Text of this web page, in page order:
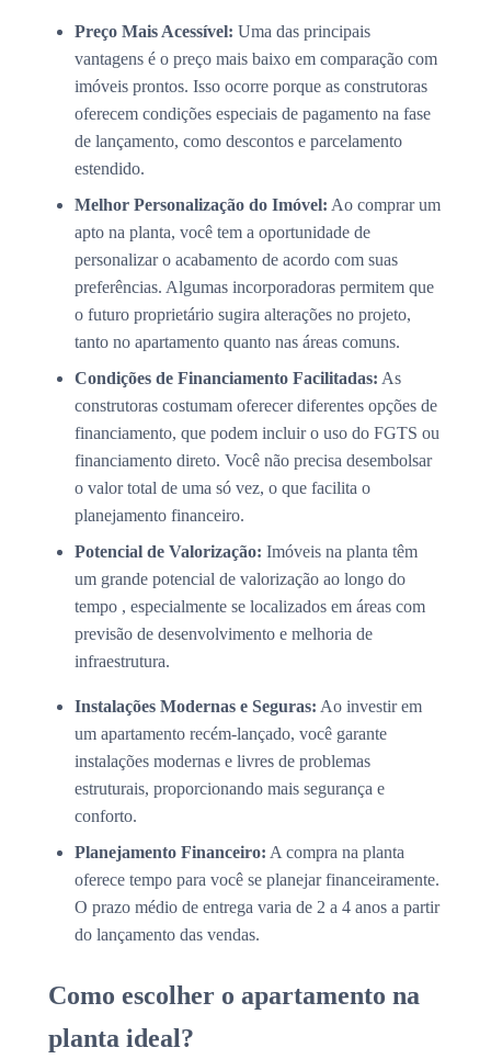
Preço Mais Acessível: Uma das principais
vantagens é o preço mais baixo em comparação com
imóveis prontos. Isso ocorre porque as construtoras
oferecem condições especiais de pagamento na fase
de lançamento, como descontos e parcelamento
estendido.
Melhor Personalização do Imóvel: Ao comprar um
apto na planta, você tem a oportunidade de
personalizar o acabamento de acordo com suas
preferências. Algumas incorporadoras permitem que
o futuro proprietário sugira alterações no projeto,
tanto no apartamento quanto nas áreas comuns.
Condições de Financiamento Facilitadas: As
construtoras costumam oferecer diferentes opções de
financiamento, que podem incluir o uso do FGTS ou
financiamento direto. Você não precisa desembolsar
o valor total de uma só vez, o que facilita o
planejamento financeiro.
Potencial de Valorização: Imóveis na planta têm
um grande potencial de valorização ao longo do
tempo , especialmente se localizados em áreas com
previsão de desenvolvimento e melhoria de
infraestrutura.
Instalações Modernas e Seguras: Ao investir em
um apartamento recém-lançado, você garante
instalações modernas e livres de problemas
estruturais, proporcionando mais segurança e
conforto.
Planejamento Financeiro: A compra na planta
oferece tempo para você se planejar financeiramente.
O prazo médio de entrega varia de 2 a 4 anos a partir
do lançamento das vendas.
Como escolher o apartamento na
planta ideal?